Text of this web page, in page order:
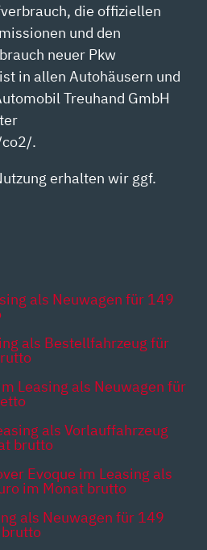
die offiziellen
und den
neuer Pkw
in allen Autohäusern und
Treuhand GmbH
.
erhalten wir ggf.
als Neuwagen für 149
als Bestellfahrzeug für
Leasing als Neuwagen für
als Vorlauffahrzeug
brutto
Evoque im Leasing als
im Monat brutto
als Neuwagen für 149